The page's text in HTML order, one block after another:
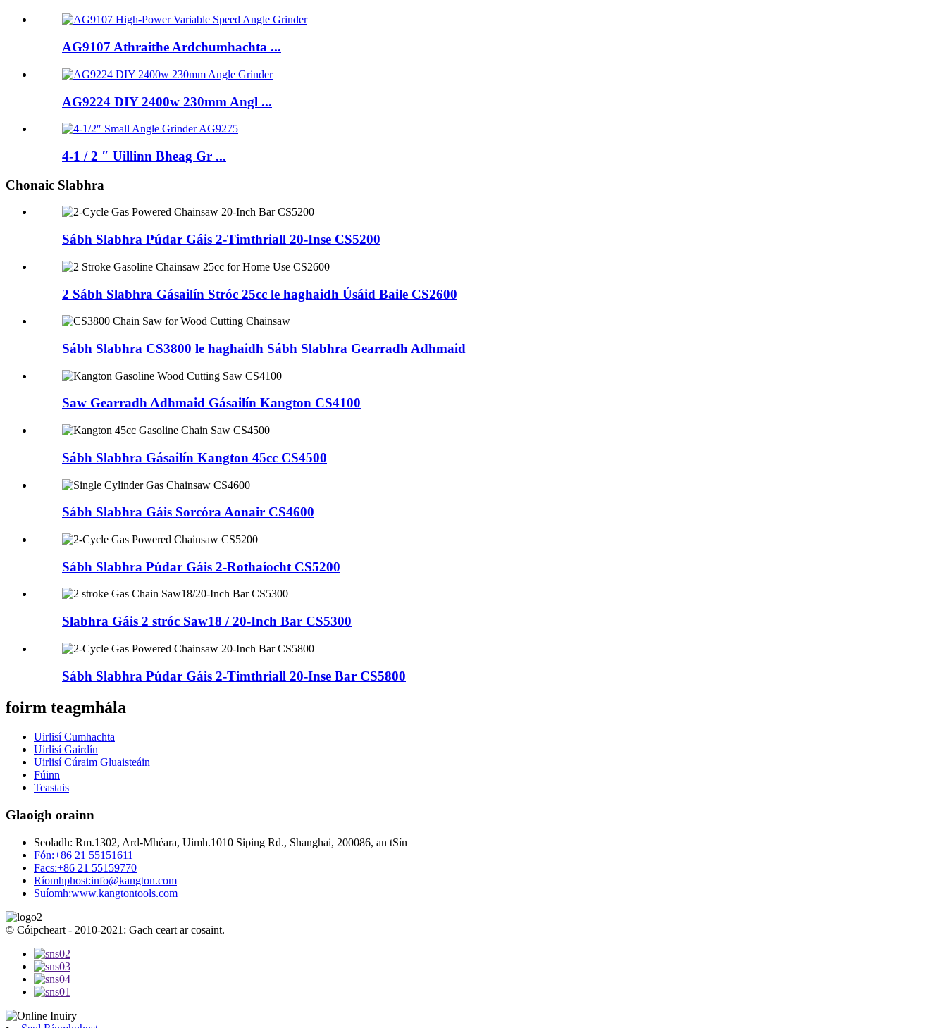
AG9107 Athraithe Ardchumhachta ...
AG9224 DIY 2400w 230mm Angl ...
4-1 / 2 ″ Uillinn Bheag Gr ...
Chonaic Slabhra
Sábh Slabhra Púdar Gáis 2-Timthriall 20-Inse CS5200
2 Sábh Slabhra Gásailín Stróc 25cc le haghaidh Úsáid Baile CS2600
Sábh Slabhra CS3800 le haghaidh Sábh Slabhra Gearradh Adhmaid
Saw Gearradh Adhmaid Gásailín Kangton CS4100
Sábh Slabhra Gásailín Kangton 45cc CS4500
Sábh Slabhra Gáis Sorcóra Aonair CS4600
Sábh Slabhra Púdar Gáis 2-Rothaíocht CS5200
Slabhra Gáis 2 stróc Saw18 / 20-Inch Bar CS5300
Sábh Slabhra Púdar Gáis 2-Timthriall 20-Inse Bar CS5800
foirm teagmhála
Uirlisí Cumhachta
Uirlisí Gairdín
Uirlisí Cúraim Gluaisteáin
Fúinn
Teastais
Glaoigh orainn
Seoladh: Rm.1302, Ard-Mhéara, Uimh.1010 Siping Rd., Shanghai, 200086, an tSín
Fón:+86 21 55151611
Facs:+86 21 55159770
Ríomhphost:info@kangton.com
Suíomh:www.kangtontools.com
© Cóipcheart - 2010-2021: Gach ceart ar cosaint.